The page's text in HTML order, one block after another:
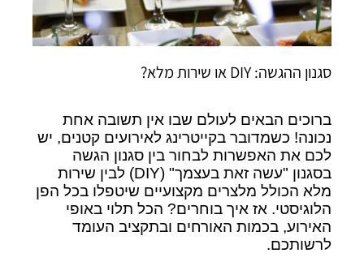
סגנון ההגשה: DIY או שירות מלא?
ברוכים הבאים לעולם שבו אין תשובה אחת
נכונה! כשמדובר בקייטרינג לאירועים קטנים, יש
לכם את האפשרות לבחור בין סגנון הגשה
בסגנון "עשה זאת בעצמך" (DIY) לבין שירות
מלא הכולל מלצרים מקצועיים שיטפלו בכל הפן
הלוגיסטי. אז איך בוחרים? הכל תלוי באופי
האירוע, בכמות האורחים ובתקציב העומד
לרשותכם.